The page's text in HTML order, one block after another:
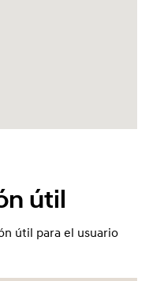
útil
útil para el usuario